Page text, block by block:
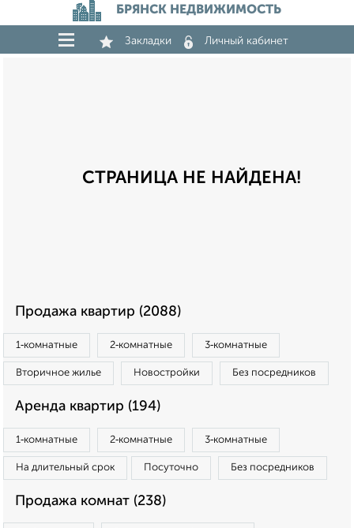
БРЯНСК НЕДВИЖИМОСТЬ
Закладки Личный кабинет
СТРАНИЦА НЕ НАЙДЕНА!
Продажа квартир (2088)
1‑комнатные 2‑комнатные 3‑комнатные
Вторичное жилье Новостройки Без посредников
Аренда квартир (194)
1‑комнатные 2‑комнатные 3‑комнатные
На длительный срок Посуточно Без посредников
Продажа комнат (238)